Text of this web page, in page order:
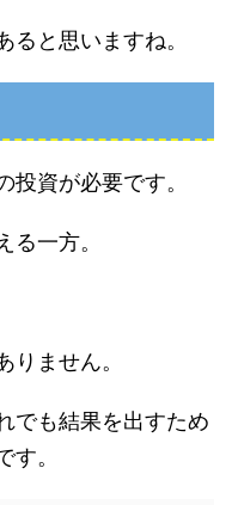
ると思いますね。
資が必要です。
一方。
りません。
でも結果を出すため
。